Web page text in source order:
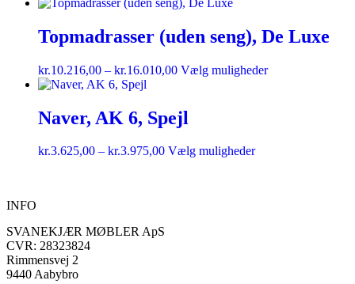
Topmadrasser (uden seng), De Luxe
kr.10.216,00 – kr.16.010,00 Vælg muligheder
Naver, AK 6, Spejl
kr.3.625,00 – kr.3.975,00 Vælg muligheder
INFO
SVANEKJÆR MØBLER ApS
CVR: 28323824
Rimmensvej 2
9440 Aabybro